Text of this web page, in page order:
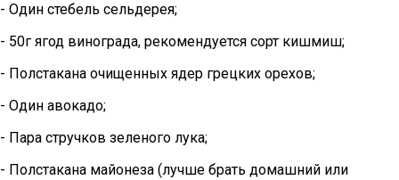
- Один стебель сельдерея;
- 50г ягод винограда, рекомендуется сорт кишмиш;
- Полстакана очищенных ядер грецких орехов;
- Один авокадо;
- Пара стручков зеленого лука;
- Полстакана майонеза (лучше брать домашний или